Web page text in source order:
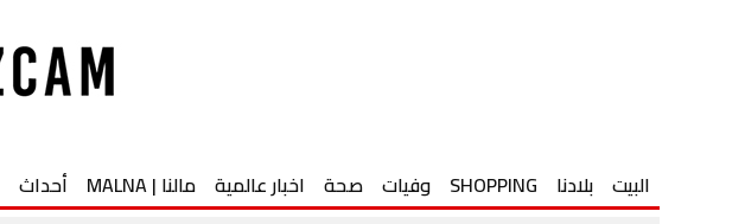
البيت بلادنا SHOPPING وفيات صحة اخبار عالمية مالنا | MALNA أحداث